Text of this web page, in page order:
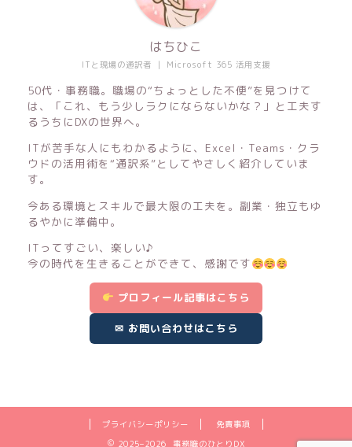
ITと現場の通訳者 ｜ Microsoft 365 活用支援
はちひこ
50代・事務職。職場の“ちょっとした不便”を見つけて
は、「これ、もう少しラクにならないかな？」と工夫す
るうちにDXの世界へ。
ITが苦手な人にもわかるように、Excel・Teams・クラ
ウドの活用術を“通訳系”としてやさしく紹介していま
す。
今ある環境とスキルで最大限の工夫を。副業・独立もゆ
るやかに準備中。
ITってすごい、楽しい♪
今の時代を生きることができて、感謝です
プロフィール記事はこちら
✉ お問い合わせはこちら
プライバシーポリシー
免責事項
2025–2026 事務職のひとりDX